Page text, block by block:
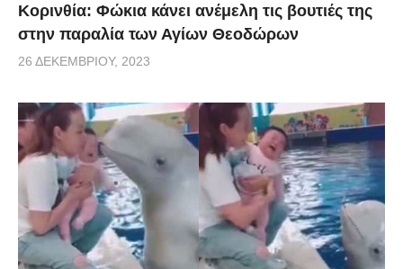
Κορινθία: Φώκια κάνει ανέμελη τις βουτιές της
στην παραλία των Αγίων Θεοδώρων
26 ΔΕΚΕΜΒΡΊΟΥ, 2023